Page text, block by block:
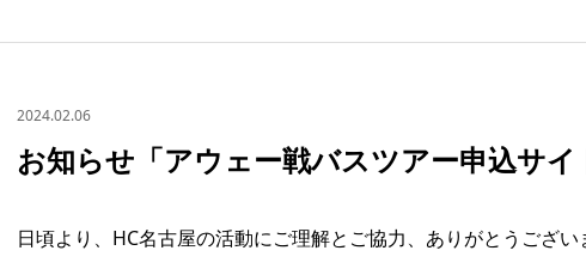
2024.02.06
お知らせ「アウェー戦バスツアー申込サイ
日頃より、HC名古屋の活動にご理解とご協力、ありがとうござい